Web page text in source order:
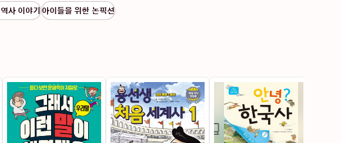
어사회과, 역사와 관련된 다양한 교육 프로그램과 콘텐츠를 개발했어
문화예술, 교육 분야 기관에서 기획 업무를 담당했습니다. 현재 사회평
하며 작품 활동을 시작했습니다. 그린 책으로 『조지의 우주를 여는 비밀
즈, 『용선생 처음 한국사』 시리즈, 『용선생 처음 세계사』 시리즈 등
, KBS 라디오 ‘인문학산책’, ‘KBS무대’, ‘라디오독서실’, ‘소설극장’ 등
내고향스페셜’ 내레이션, KBS 1TV 드라마 ‘징비록’ 이순신 목소리 등 다
로, 2019년 KBS 라디오 연기대상에서 신인 여자 연기상을 수상했다.
사 이야기아이들을 위한 논픽션